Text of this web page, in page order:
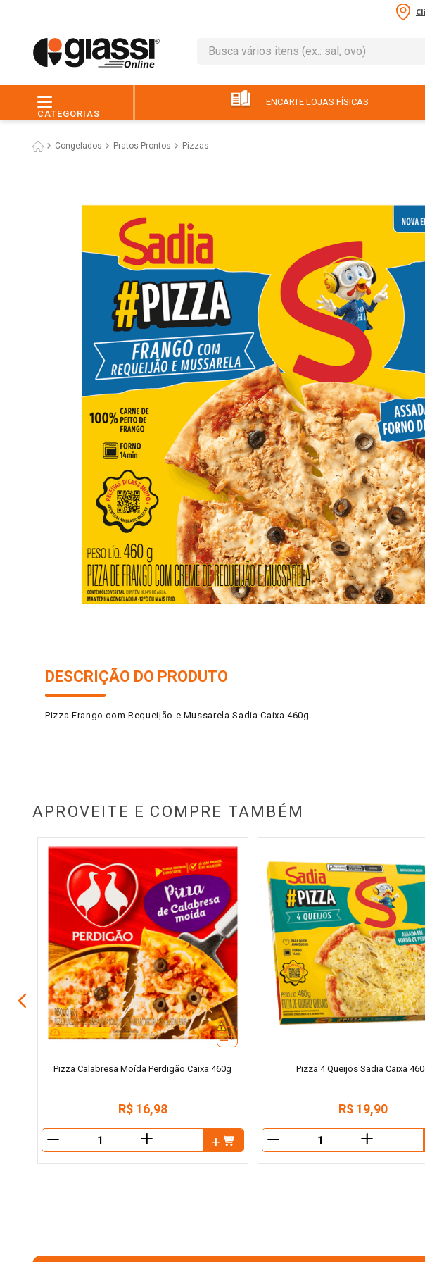
Busca vários itens (ex.: sal, ovo)
CATEGORIAS
ENCARTE LOJAS FÍSICAS
Congelados Pratos Prontos Pizzas
DESCRIÇÃO DO PRODUTO
Pizza Frango com Requeijão e Mussarela Sadia Caixa 460g
APROVEITE E COMPRE TAMBÉM
Pizza Calabresa Moída Perdigão Caixa 460g
R$ 16,98
＋
Pizza 4 Queijos Sadia Caixa
R$ 19,90
＋
leite
º iogurte
9º macarrão
10 º